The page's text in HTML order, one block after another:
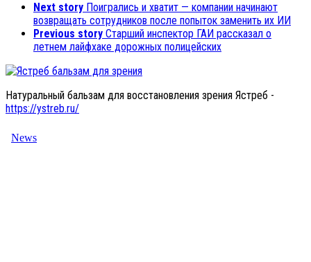
Next story Поигрались и хватит — компании начинают
возвращать сотрудников после попыток заменить их ИИ
Previous story Старший инспектор ГАИ рассказал о
летнем лайфхаке дорожных полицейских
Натуральный бальзам для восстановления зрения Ястреб -
https://ystreb.ru/